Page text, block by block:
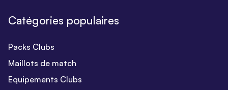
Catégories populaires
Packs Clubs
Maillots de match
Equipements Clubs